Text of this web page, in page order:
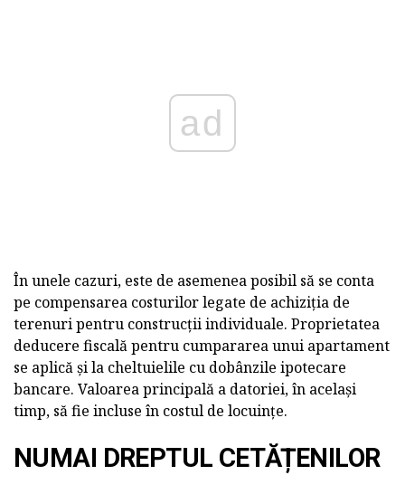
ad
În unele cazuri, este de asemenea posibil să se conta
pe compensarea costurilor legate de achiziția de
terenuri pentru construcții individuale. Proprietatea
deducere fiscală pentru cumpararea unui apartament
se aplică și la cheltuielile cu dobânzile ipotecare
bancare. Valoarea principală a datoriei, în același
timp, să fie incluse în costul de locuințe.
NUMAI DREPTUL CETĂȚENILOR